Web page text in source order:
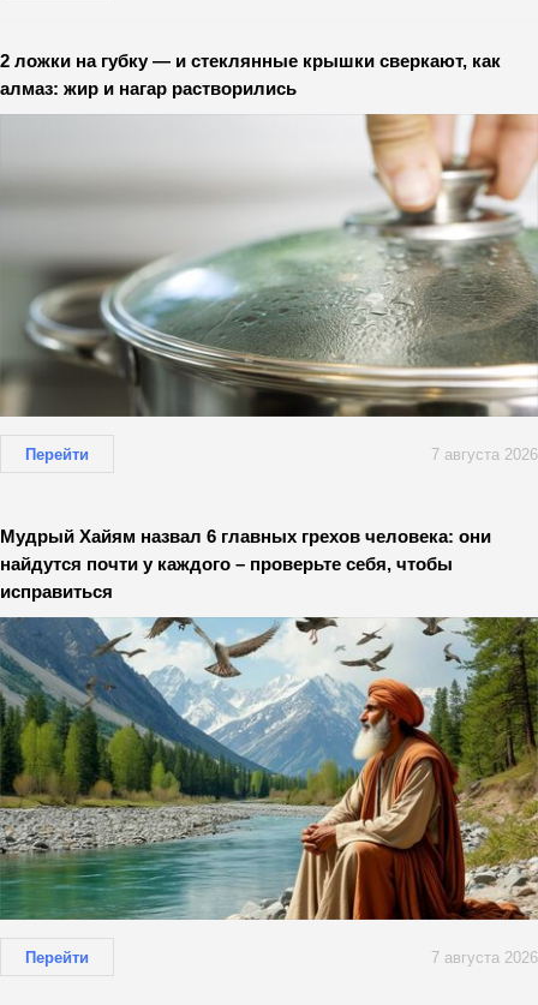
2 ложки на губку — и стеклянные крышки сверкают, как
алмаз: жир и нагар растворились
Перейти 7 августа 2026
Мудрый Хайям назвал 6 главных грехов человека: они
найдутся почти у каждого – проверьте себя, чтобы
исправиться
Перейти 7 августа 2026